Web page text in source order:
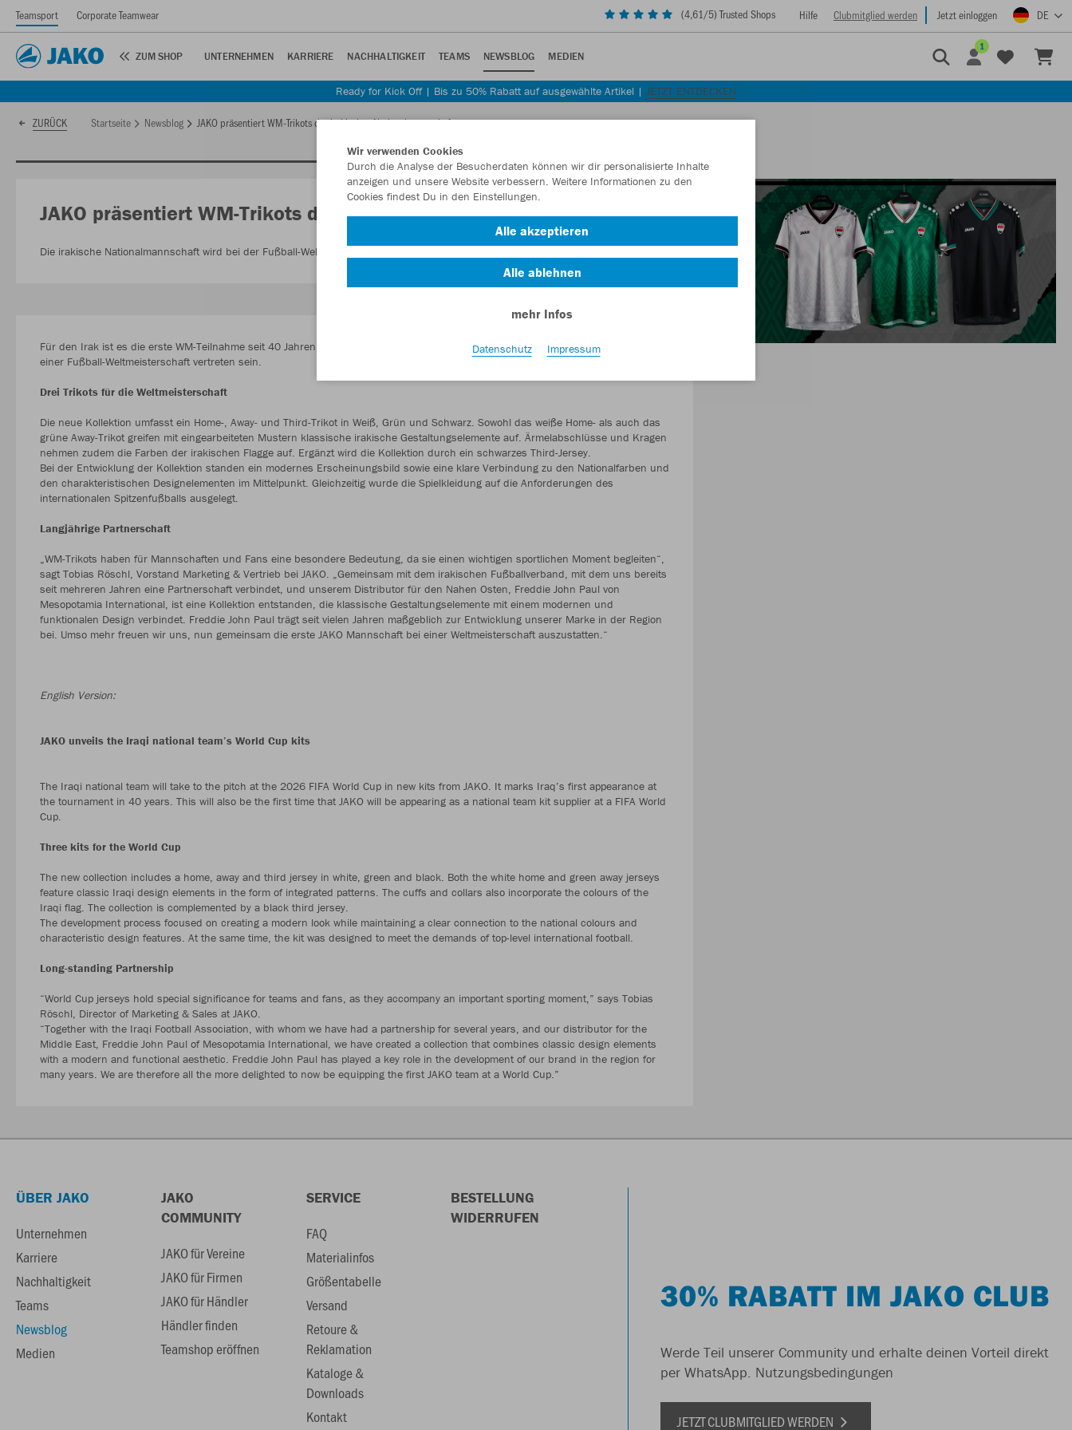
Teamsport Corporate Teamwear (4,61/5) Trusted Shops Hilfe Clubmitglied werden Jetzt einloggen DE
ZUM SHOP UNTERNEHMEN KARRIERE NACHHALTIGKEIT TEAMS NEWSBLOG MEDIEN
1
Ready for Kick Off | Bis zu 50% Rabatt auf ausgewählte Artikel | JETZT ENTDECKEN
ZURÜCK Startseite Newsblog JAKO präsentiert WM-Trikots der irakischen Nationalmannschaft
JAKO präsentiert WM-Trikots der irakischen Nationalmannschaft
Die irakische Nationalmannschaft wird bei der Fußball-Weltmeisterschaft 2026 in neuer Spielkleidung von JAKO auflaufen.
Für den Irak ist es die erste WM-Teilnahme seit 40 Jahren. Gleichzeitig wird JAKO erstmals als Ausrüster eines Nationalteams bei
einer Fußball-Weltmeisterschaft vertreten sein.
Drei Trikots für die Weltmeisterschaft
Die neue Kollektion umfasst ein Home-, Away- und Third-Trikot in Weiß, Grün und Schwarz. Sowohl das weiße Home- als auch das
grüne Away-Trikot greifen mit eingearbeiteten Mustern klassische irakische Gestaltungselemente auf. Ärmelabschlüsse und Kragen
nehmen zudem die Farben der irakischen Flagge auf. Ergänzt wird die Kollektion durch ein schwarzes Third-Jersey.
Bei der Entwicklung der Kollektion standen ein modernes Erscheinungsbild sowie eine klare Verbindung zu den Nationalfarben und
den charakteristischen Designelementen im Mittelpunkt. Gleichzeitig wurde die Spielkleidung auf die Anforderungen des
internationalen Spitzenfußballs ausgelegt.
Langjährige Partnerschaft
„WM-Trikots haben für Mannschaften und Fans eine besondere Bedeutung, da sie einen wichtigen sportlichen Moment begleiten“,
sagt Tobias Röschl, Vorstand Marketing & Vertrieb bei JAKO. „Gemeinsam mit dem irakischen Fußballverband, mit dem uns bereits
seit mehreren Jahren eine Partnerschaft verbindet, und unserem Distributor für den Nahen Osten, Freddie John Paul von
Mesopotamia International, ist eine Kollektion entstanden, die klassische Gestaltungselemente mit einem modernen und
funktionalen Design verbindet. Freddie John Paul trägt seit vielen Jahren maßgeblich zur Entwicklung unserer Marke in der Region
bei. Umso mehr freuen wir uns, nun gemeinsam die erste JAKO Mannschaft bei einer Weltmeisterschaft auszustatten.“
English Version:
JAKO unveils the Iraqi national team’s World Cup kits
The Iraqi national team will take to the pitch at the 2026 FIFA World Cup in new kits from JAKO. It marks Iraq’s first appearance at
the tournament in 40 years. This will also be the first time that JAKO will be appearing as a national team kit supplier at a FIFA World
Cup.
Three kits for the World Cup
The new collection includes a home, away and third jersey in white, green and black. Both the white home and green away jerseys
feature classic Iraqi design elements in the form of integrated patterns. The cuffs and collars also incorporate the colours of the
Iraqi flag. The collection is complemented by a black third jersey.
The development process focused on creating a modern look while maintaining a clear connection to the national colours and
characteristic design features. At the same time, the kit was designed to meet the demands of top-level international football.
Long-standing Partnership
“World Cup jerseys hold special significance for teams and fans, as they accompany an important sporting moment,” says Tobias
Röschl, Director of Marketing & Sales at JAKO.
“Together with the Iraqi Football Association, with whom we have had a partnership for several years, and our distributor for the
Middle East, Freddie John Paul of Mesopotamia International, we have created a collection that combines classic design elements
with a modern and functional aesthetic. Freddie John Paul has played a key role in the development of our brand in the region for
many years. We are therefore all the more delighted to now be equipping the first JAKO team at a World Cup.”
ÜBER JAKO
Unternehmen
Karriere
Nachhaltigkeit
Teams
Newsblog
Medien
JAKO
COMMUNITY
JAKO für Vereine
JAKO für Firmen
JAKO für Händler
Händler finden
Teamshop eröffnen
SERVICE
FAQ
Materialinfos
Größentabelle
Versand
Retoure &
Reklamation
Kataloge &
Downloads
Kontakt
BESTELLUNG
WIDERRUFEN
30% RABATT IM JAKO CLUB
Werde Teil unserer Community und erhalte deinen Vorteil direkt
per WhatsApp. Nutzungsbedingungen
JETZT CLUBMITGLIED WERDEN
Wir verwenden Cookies
Durch die Analyse der Besucherdaten können wir dir personalisierte Inhalte
anzeigen und unsere Website verbessern. Weitere Informationen zu den
Cookies findest Du in den Einstellungen.
Alle akzeptieren
Alle ablehnen
mehr Infos
Datenschutz Impressum